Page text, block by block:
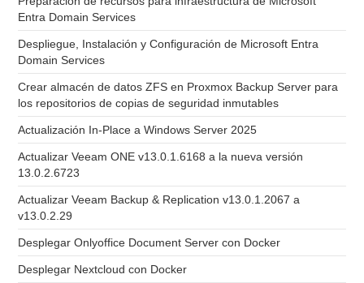
Entra Domain Services
Despliegue, Instalación y Configuración de Microsoft Entra
Domain Services
Crear almacén de datos ZFS en Proxmox Backup Server para
los repositorios de copias de seguridad inmutables
Actualización In-Place a Windows Server 2025
Actualizar Veeam ONE v13.0.1.6168 a la nueva versión
13.0.2.6723
Actualizar Veeam Backup & Replication v13.0.1.2067 a
v13.0.2.29
Desplegar Onlyoffice Document Server con Docker
Desplegar Nextcloud con Docker